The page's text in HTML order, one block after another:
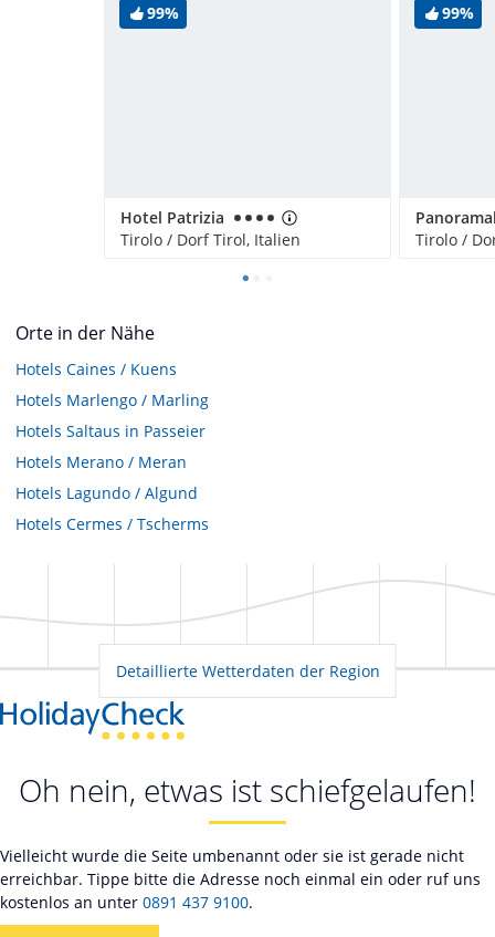
99%
Hotel Patrizia
Tirolo / Dorf Tirol, Italien
99%
Tirolo /
Orte in der Nähe
Hotels Caines / Kuens
Hotels Marlengo / Marling
Hotels Saltaus in Passeier
Hotels Merano / Meran
Hotels Lagundo / Algund
Hotels Cermes / Tscherms
Detaillierte Wetterdaten der Region
Oh nein, etwas ist schiefgelaufen!
Vielleicht wurde die Seite umbenannt oder sie ist gerade nicht
erreichbar. Tippe bitte die Adresse noch einmal ein oder ruf uns
kostenlos an unter 0891 437 9100.